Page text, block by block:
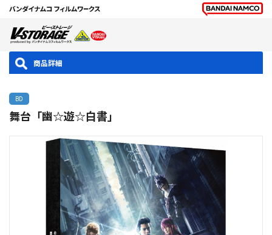
商品詳細
BD
舞台「幽☆遊☆白書」